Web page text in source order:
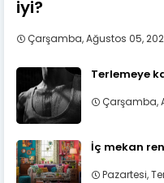
iyi?
Çarşamba, Ağustos 05,
Terlemeye
Çarşamba,
İç mekan
Pazartesi,